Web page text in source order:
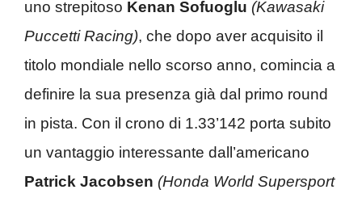
uno strepitoso Kenan Sofuoglu (Kawasaki
Puccetti Racing), che dopo aver acquisito il
titolo mondiale nello scorso anno, comincia a
definire la sua presenza già dal primo round
in pista. Con il crono di 1.33’142 porta subito
un vantaggio interessante dall’americano
Patrick Jacobsen (Honda World Supersport